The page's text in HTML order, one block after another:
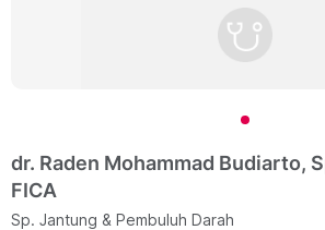
dr. Raden Mohammad Budiarto,
FICA
Sp. Jantung & Pembuluh Darah